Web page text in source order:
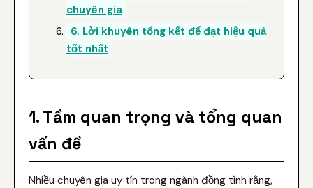
chuyên gia
6. Lời khuyên tổng kết để đạt hiệu quả
tốt nhất
1. Tầm quan trọng và tổng quan
vấn đề
Nhiều chuyên gia uy tín trong ngành đồng tình rằng,